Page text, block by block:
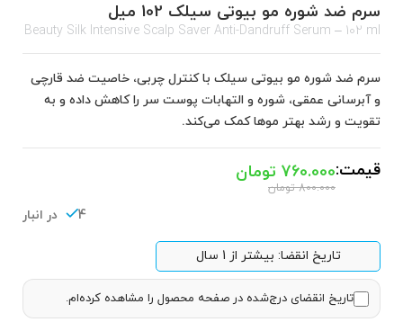
سرم ضد شوره مو بیوتی سیلک 102 میل
Beauty Silk Intensive Scalp Saver Anti-Dandruff Serum – 102 ml
سرم ضد شوره مو بیوتی سیلک با کنترل چربی، خاصیت ضد قارچی
و آبرسانی عمقی، شوره و التهابات پوست سر را کاهش داده و به
تقویت و رشد بهتر موها کمک می‌کند.
قیمت:
800.000 تومان
760.000 تومان
4 در انبار
تاریخ انقضا: بیشتر از 1 سال
تاریخ انقضای درج‌شده در صفحه محصول را مشاهده کرده‌ام.